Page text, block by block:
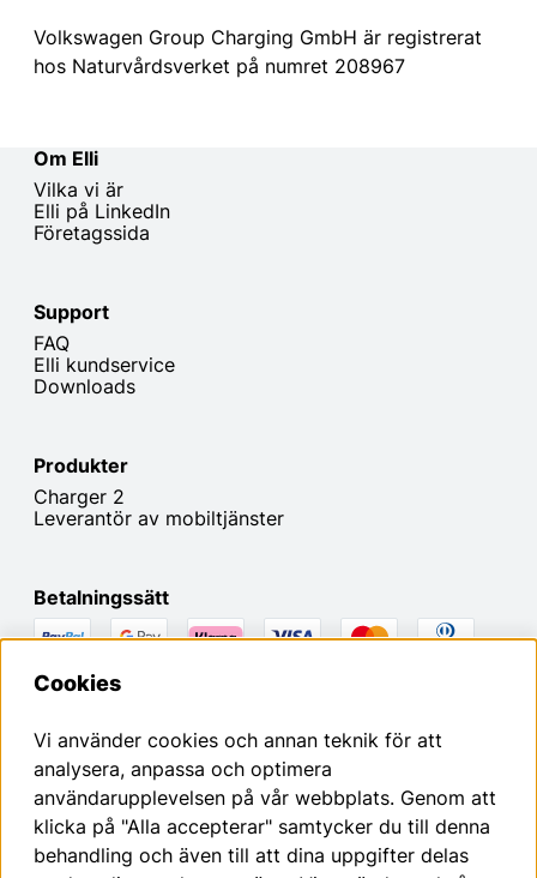
Volkswagen Group Charging GmbH är registrerat
hos Naturvårdsverket på numret 208967
Om Elli
Vilka vi är
Elli på LinkedIn
Företagssida
Support
FAQ
Elli kundservice
Downloads
Produkter
Charger 2
Leverantör av mobiltjänster
Betalningssätt
lagstadgade ångerfristen.
Ångra avtalet
Om oss
Cookies
Vi använder cookies och annan teknik för att
analysera, anpassa och optimera
användarupplevelsen på vår webbplats. Genom att
klicka på "Alla accepterar" samtycker du till denna
behandling och även till att dina uppgifter delas